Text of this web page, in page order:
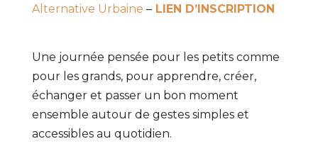
Alternative Urbaine – LIEN D’INSCRIPTION
Une journée pensée pour les petits comme
pour les grands, pour apprendre, créer,
échanger et passer un bon moment
ensemble autour de gestes simples et
accessibles au quotidien.